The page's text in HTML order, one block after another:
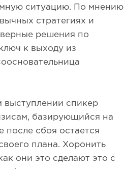
ситуацию. По мнению
стратегиях и
решения по
к выходу из
выступлении спикер
базирующийся на
после сбоя остается
плана. Хоронить
они это сделают это с